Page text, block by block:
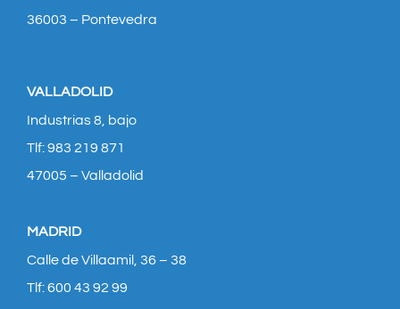
36003 – Pontevedra
VALLADOLID
Industrias 8, bajo
Tlf: 983 219 871
47005 – Valladolid
MADRID
Calle de Villaamil, 36 – 38
Tlf: 600 43 92 99